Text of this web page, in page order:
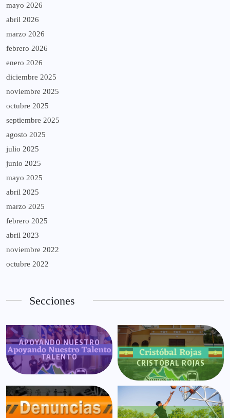
mayo 2026
abril 2026
marzo 2026
febrero 2026
enero 2026
diciembre 2025
noviembre 2025
octubre 2025
septiembre 2025
agosto 2025
julio 2025
junio 2025
mayo 2025
abril 2025
marzo 2025
febrero 2025
abril 2023
noviembre 2022
octubre 2022
Secciones
APOYANDO NUESTRO
TALENTO
CRISTÓBAL ROJAS